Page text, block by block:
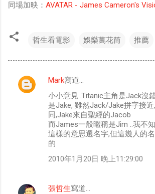
同場加映： AVATAR - James Cameron's
哲生看電影 娛樂萬花筒 推薦
留
Mark寫道…
小小意見..Titanic主角是Jack沒
是Jake, 雖然Jack/Jake拼字接
同,Jake來自聖經的Jacob
而James一般暱稱是Jim ..我不
這樣的意思選名字,但這幾人的
的
2010年1月20日 晚上11:29:00
張哲生寫道…